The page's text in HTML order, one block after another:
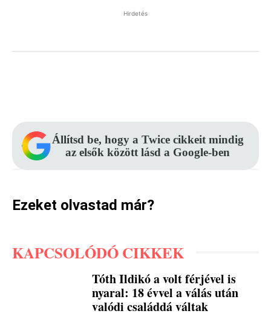
Hirdetés
Állítsd be, hogy a Twice cikkeit mindig
az elsők között lásd a Google-ben
Ezeket olvastad már?
KAPCSOLÓDÓ CIKKEK
Tóth Ildikó a volt férjével is
nyaral: 18 évvel a válás után
valódi családdá váltak